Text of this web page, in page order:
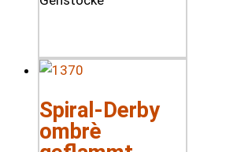
Spiral-Derby
ombrè